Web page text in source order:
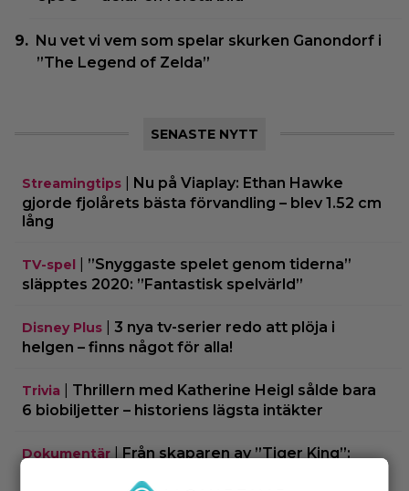
Nu vet vi vem som spelar skurken Ganondorf i
”The Legend of Zelda”
SENASTE NYTT
Streamingtips
Nu på Viaplay: Ethan Hawke
gjorde fjolårets bästa förvandling – blev 1.52 cm
lång
TV-spel
”Snyggaste spelet genom tiderna”
släpptes 2020: ”Fantastisk spelvärld”
Disney Plus
3 nya tv-serier redo att plöja i
helgen – finns något för alla!
Trivia
Thrillern med Katherine Heigl sålde bara
6 biobiljetter – historiens lägsta intäkter
Dokumentär
Från skaparen av ”Tiger King”: